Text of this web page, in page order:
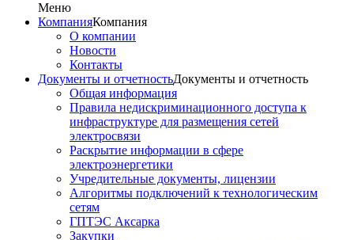
Меню
КомпанияКомпания
О компании
Новости
Контакты
Документы и отчетностьДокументы и отчетность
Общая информация
Правила недискриминационного доступа к
инфраструктуре для размещения сетей
электросвязи
Раскрытие информации в сфере
электроэнергетики
Учредительные документы, лицензии
Алгоритмы подключений к технологическим
сетям
ГПТЭС Аксарка
Закупки